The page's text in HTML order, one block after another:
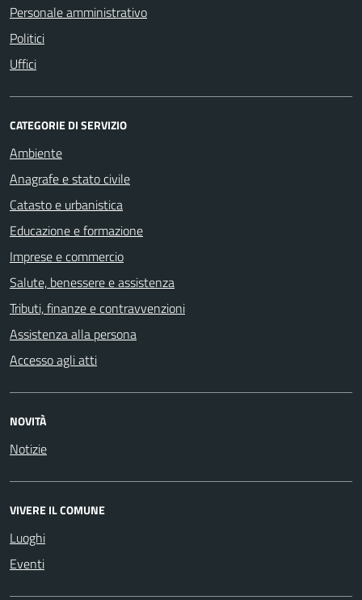
Personale amministrativo
Politici
Uffici
CATEGORIE DI SERVIZIO
Ambiente
Anagrafe e stato civile
Catasto e urbanistica
Educazione e formazione
Imprese e commercio
Salute, benessere e assistenza
Tributi, finanze e contravvenzioni
Assistenza alla persona
Accesso agli atti
NOVITÀ
Notizie
VIVERE IL COMUNE
Luoghi
Eventi